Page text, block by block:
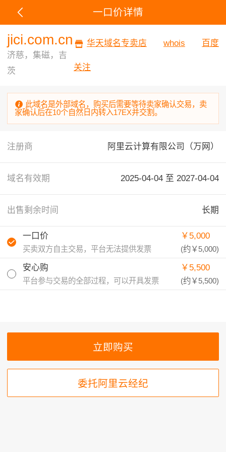
一口价详情
jici.com.cn
济慈，集磁，吉
茨
华天域名专卖店 whois 百度
关注
此域名是外部域名，购买后需要等待卖家确认交易，卖
家确认后在10个自然日内转入17EX并交割。
注册商 阿里云计算有限公司（万网）
域名有效期 2025-04-04 至 2027-04-04
出售剩余时间 长期
一口价
买卖双方自主交易，平台无法提供发票
￥5,000
(约￥5,000)
安心购
平台参与交易的全部过程，可以开具发票
￥5,500
(约￥5,500)
委托阿里云经纪